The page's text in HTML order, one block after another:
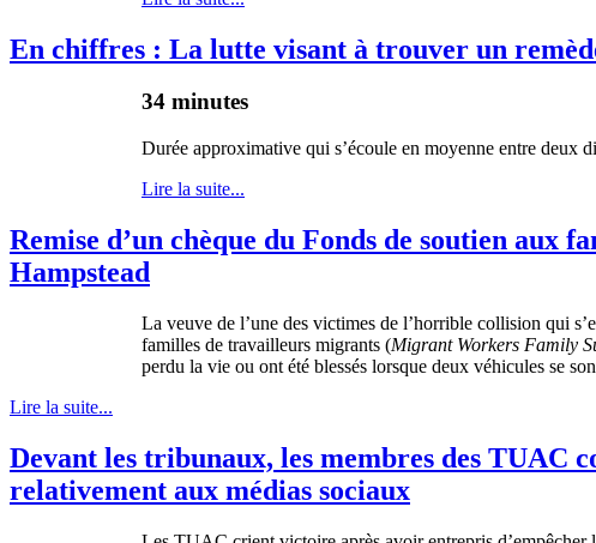
En chiffres : La lutte visant à trouver un
34 minutes
Durée approximative qui s’écoule en moyenne entre deux
Lire la suite...
Remise d’un chèque du Fonds de soutien aux
Hampstead
La veuve de l’une des victimes de l’horrible collision qui
familles de travailleurs migrants (Migrant Workers Family
perdu la vie ou ont été blessés lorsque deux véhicules se
Lire la suite...
Devant les tribunaux, les membres des TUAC
relativement aux médias sociaux